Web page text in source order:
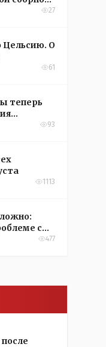
27
Цельсию. О
61
теперь
93
1113
с
477